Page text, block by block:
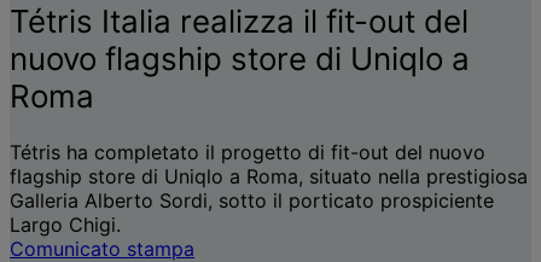
approfondimenti
Tétris Italia realizza il fit-out del
nuovo flagship store di Uniqlo a
Roma
Tétris ha completato il progetto di fit-out del nuovo
flagship store di Uniqlo a Roma, situato nella prestigiosa
Galleria Alberto Sordi, sotto il porticato prospiciente
Largo Chigi.
Comunicato stampa